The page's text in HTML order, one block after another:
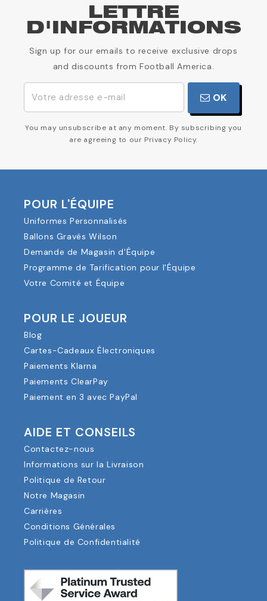
LETTRE
D'INFORMATIONS
Sign up for our emails to receive exclusive drops
and discounts from Football America.
OK
You may unsubscribe at any moment. By subscribing you
are agreeing to our Privacy Policy.
POUR L'ÉQUIPE
Uniformes Personnalisés
Ballons Gravés Wilson
Demande de Magasin d'Équipe
Programme de Tarification pour l'Équipe
Votre Comité et Équipe
POUR LE JOUEUR
Blog
Cartes-Cadeaux Électroniques
Paiements Klarna
Paiements ClearPay
Paiement en 3 avec PayPal
AIDE ET CONSEILS
Contactez-nous
Informations sur la Livraison
Politique de Retour
Notre Magasin
Carrières
Conditions Générales
Politique de Confidentialité